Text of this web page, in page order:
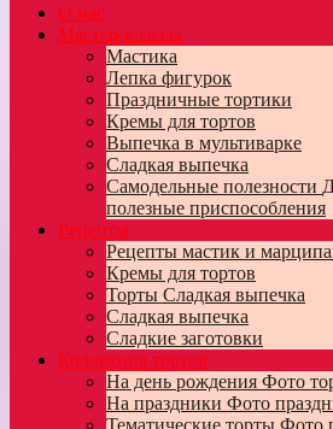
О нас
Мастер-классы
Мастика
Лепка фигурок
Праздничные тортики
Кремы для тортов
Выпечка в мультиварке
Сладкая выпечка
Самодельные полезности
полезные приспособления
Рецепты
Рецепты мастик и
Кремы для тортов
Торты Сладкая выпечка
Сладкая выпечка
Сладкие заготовки
Коллекция тортов
На день рождения Фото
На праздники Фото
Тематические торты Фото